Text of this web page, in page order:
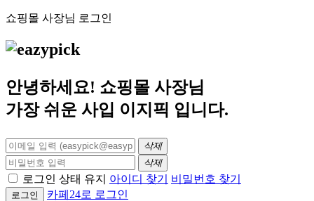
쇼핑몰 사장님 로그인
안녕하세요! 쇼핑몰 사장님
가장 쉬운 사입 이지픽 입니다.
삭제
삭제
로그인 상태 유지 아이디 찾기 비밀번호 찾기
로그인 카페24로 로그인